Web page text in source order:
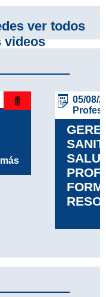
ver todos
videos
/ Desarrollo
CARRERA
DE